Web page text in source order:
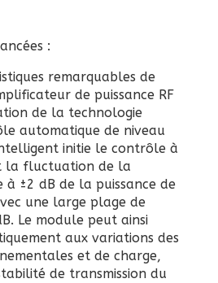
:
remarquables de
de puissance RF
de la technologie
automatique de niveau
intelligent initie le contrôle à
la fluctuation de la
à ±2 dB de la puissance de
une large plage de
Le module peut ainsi
aux variations des
et de charge,
de transmission du